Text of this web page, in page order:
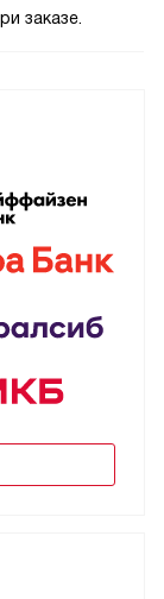
заказе.